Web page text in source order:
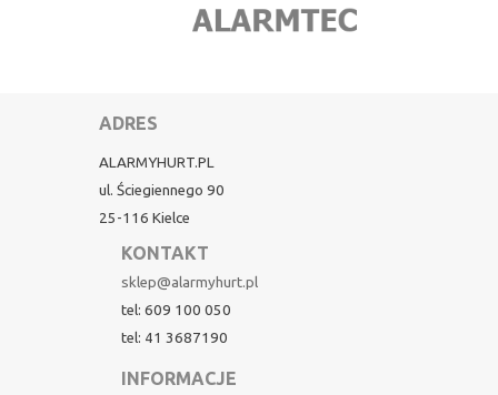
ADRES
ALARMYHURT.PL
ul. Ściegiennego 90
25-116 Kielce
KONTAKT
sklep@alarmyhurt.pl
tel: 609 100 050
tel: 41 3687190
INFORMACJE